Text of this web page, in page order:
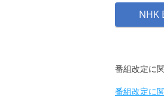
NHK
番組改定に
番組改定に